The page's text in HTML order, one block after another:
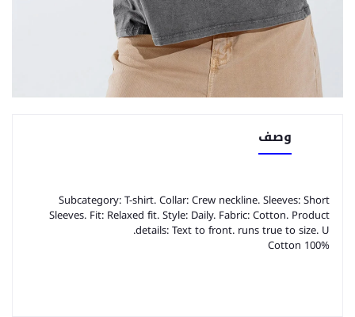
وصف
Subcategory: T-shirt. Collar: Crew neckline. Sleeves: Short
Sleeves. Fit: Relaxed fit. Style: Daily. Fabric: Cotton. Product
details: Text to front. runs true to size. U.
100% Cotton